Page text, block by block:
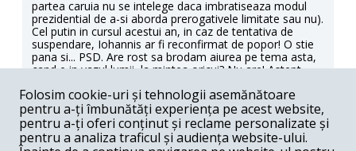
partea caruia nu se intelege daca imbratiseaza modul
prezidential de a-si aborda prerogativele limitate sau nu).
Cel putin in cursul acestui an, in caz de tentativa de
suspendare, Iohannis ar fi reconfirmat de popor! O stie
pana si... PSD. Are rost sa brodam aiurea pe tema asta,
cand e in vazul lumii, la mintea oricui? Nu are! Astept
care, poate, eu nu am acces, de la niste autori care
gandesc mai limpede decat mine (ca doar cu asta se
ocupa). Daca Iohannis nu ar sti sau ar refuza sa `se
incarce politic` din energia si revendicarile strazii, mi-ar
parea curata prostie! Aici nu vorbim despre ingeri. E
Folosim cookie-uri și tehnologii asemănătoare
pentru a-ți îmbunătăți experiența pe acest website,
pentru a-ți oferi conținut și reclame personalizate și
pentru a analiza traficul și audiența website-ului.